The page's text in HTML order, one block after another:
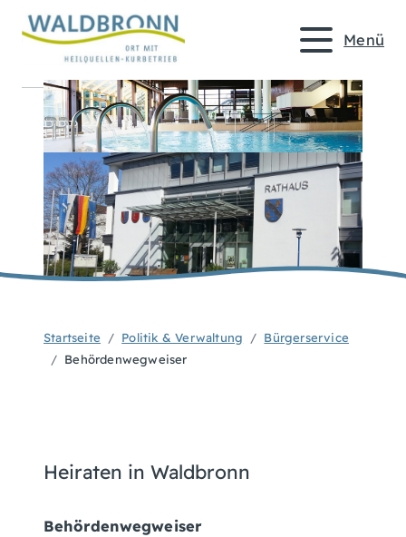
Menü
Startseite Politik & Verwaltung
Bürgerservice
Behördenwegweiser
Heiraten in Waldbronn
Behördenwegweiser